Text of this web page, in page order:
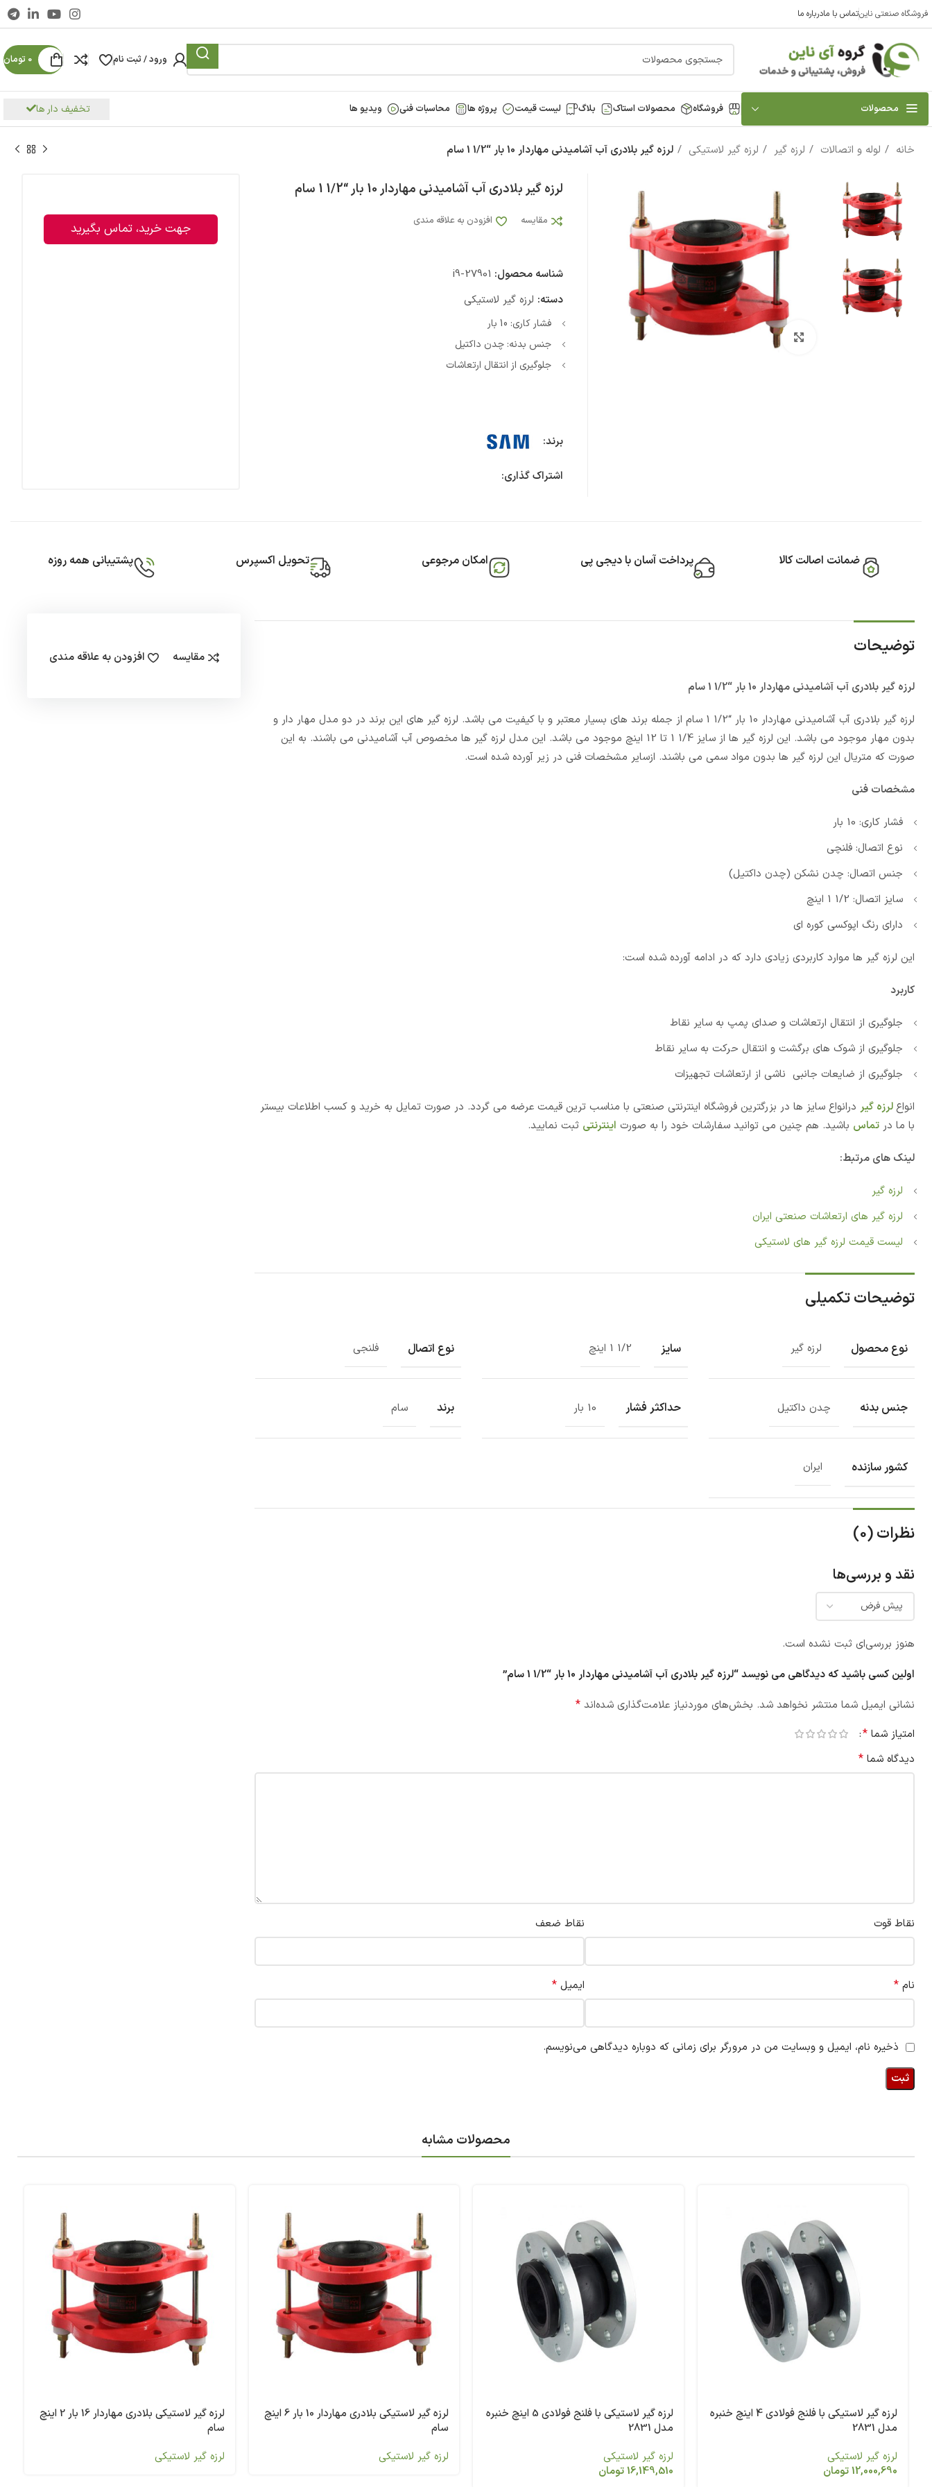
فروشگاه صنعتی ناینتماس با مادرباره ما
ورود / ثبت نام 0 تومان
محصولات فروشگاه محصولات استاک بلاگ لیست قیمت پروژه ها محاسبات فنی ویدیو ها تخفیف دار ها
خانه لوله و اتصالات لرزه گیر لرزه گیر لاستیکی لرزه گیر بلادری آب آشامیدنی مهاردار 10 بار “1/2 1 سام
بزرگنمایی تصویر
لرزه گیر بلادری آب آشامیدنی مهاردار 10 بار “1/2 1 سام
مقایسه افزودن به علاقه مندی
شناسه محصول: i9-27901
دسته: لرزه گیر لاستیکی
فشار کاری: 10 بار
جنس بدنه: چدن داکتیل
جلوگیری از انتقال ارتعاشات
برند:
اشتراک گذاری:
جهت خرید، تماس بگیرید
ضمانت اصالت کالا پرداخت آسان با دیجی پی امکان مرجوعی تحویل اکسپرس پشتیبانی همه روزه
توضیحات
لرزه گیر بلادری آب آشامیدنی مهاردار 10 بار “1/2 1 سام
لرزه گیر بلادری آب آشامیدنی مهاردار 10 بار “1/2 1 سام از جمله برند های بسیار معتبر و با کیفیت می باشد. لرزه گیر های این برند در دو مدل مهار دار و
بدون مهار موجود می باشد. این لرزه گیر ها از سایز 1/4 1 تا 12 اینچ موجود می باشد. این مدل لرزه گیر ها مخصوص آب آشامیدنی می باشند. به این
صورت که متریال این لرزه گیر ها بدون مواد سمی می باشند. ازسایر مشخصات فنی در زیر آورده شده است.
مشخصات فنی
فشار کاری: 10 بار
نوع اتصال: فلنچی
جنس اتصال: چدن نشکن (چدن داکتیل)
سایز اتصال: 1/2 1 اینچ
دارای رنگ اپوکسی کوره ای
این لرزه گیر ها موارد کاربردی زیادی دارد که در ادامه آورده شده است:
کاربرد
جلوگیری از انتقال ارتعاشات و صدای پمپ به سایر نقاط
جلوگیری از شوک های برگشت و انتقال حرکت به سایر نقاط
جلوگیری از ضایعات جانبی ناشی از ارتعاشات تجهیزات
انواع لرزه گیر درانواع سایز ها در بزرگترین فروشگاه اینترنتی صنعتی با مناسب ترین قیمت عرضه می گردد. در صورت تمایل به خرید و کسب اطلاعات بیستر
با ما در تماس باشید. هم چنین می توانید سفارشات خود را به صورت اینترنتی ثبت نمایید.
لینک های مرتبط:
لرزه گیر
لرزه گیر های ارتعاشات صنعتی ایران
لیست قیمت لرزه گیر های لاستیکی
توضیحات تکمیلی
نوع محصول لرزه گیر سایز 1/2 1 اینچ نوع اتصال فلنجی
جنس بدنه چدن داکتیل حداکثر فشار 10 بار برند سام
کشور سازنده ایران
نظرات (0)
نقد و بررسی‌ها
هنوز بررسی‌ای ثبت نشده است.
اولین کسی باشید که دیدگاهی می نویسد “لرزه گیر بلادری آب آشامیدنی مهاردار 10 بار “1/2 1 سام”
نشانی ایمیل شما منتشر نخواهد شد. بخش‌های موردنیاز علامت‌گذاری شده‌اند *
امتیاز شما *
دیدگاه شما *
نقاط قوت نقاط ضعف
نام * ایمیل *
ذخیره نام، ایمیل و وبسایت من در مرورگر برای زمانی که دوباره دیدگاهی می‌نویسم.
مقایسه افزودن به علاقه مندی
محصولات مشابه
لرزه گیر لاستیکی با فلنج فولادی 4 اینچ خنبره
مدل 2831
لرزه گیر لاستیکی
12,000,690تومان
لرزه گیر لاستیکی با فلنج فولادی 5 اینچ خنبره
مدل 2831
لرزه گیر لاستیکی
16,149,510تومان
لرزه گیر لاستیکی بلادری مهاردار 10 بار 6 اینچ
سام
لرزه گیر لاستیکی
لرزه گیر لاستیکی بلادری مهاردار 16 بار 2 اینچ
سام
لرزه گیر لاستیکی